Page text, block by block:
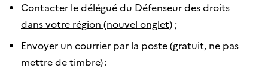
Contacter le délégué du Défenseur des droits
dans votre région (nouvel onglet) ;
Envoyer un courrier par la poste (gratuit, ne pas
mettre de timbre) :